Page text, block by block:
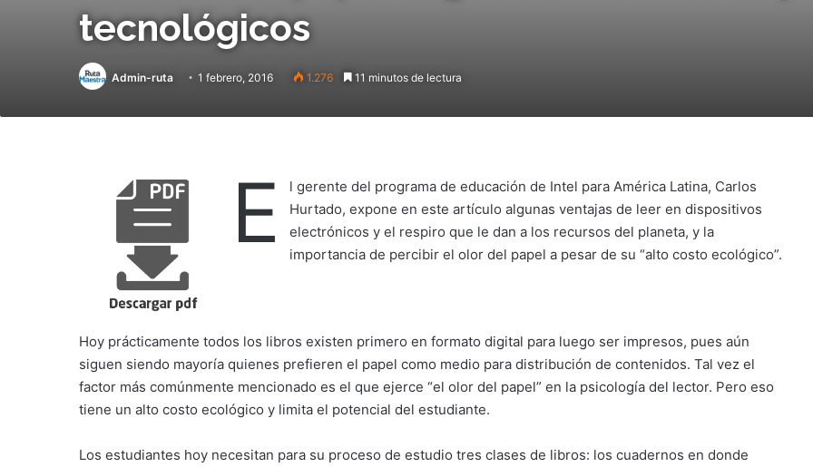
tecnológicos
Admin-ruta 1 febrero, 2016 1.276 11 minutos de lectura
E
l gerente del programa de educación de Intel para América Latina, Carlos
Hurtado, expone en este artículo algunas ventajas de leer en dispositivos
electrónicos y el respiro que le dan a los recursos del planeta, y la
importancia de percibir el olor del papel a pesar de su “alto costo ecológico”.
Hoy prácticamente todos los libros existen primero en formato digital para luego ser impresos, pues aún
siguen siendo mayoría quienes prefieren el papel como medio para distribución de contenidos. Tal vez el
factor más comúnmente mencionado es el que ejerce “el olor del papel” en la psicología del lector. Pero eso
tiene un alto costo ecológico y limita el potencial del estudiante.
Los estudiantes hoy necesitan para su proceso de estudio tres clases de libros: los cuadernos en donde